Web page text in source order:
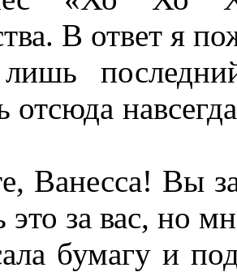
В ответ я
отсюда
Ванесса! Вы
это за вас, но
бумагу и